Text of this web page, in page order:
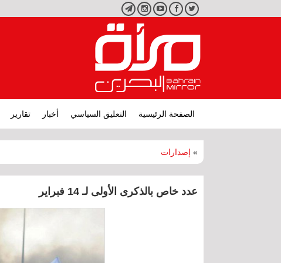
تويتر فيسبوكيوتيوبانستجرامتليجرام
الصفحة الرئيسية التعليق السياسي أخبار تقارير
» إصدارات
عدد خاص بالذكرى الأولى لـ 14 فبراير